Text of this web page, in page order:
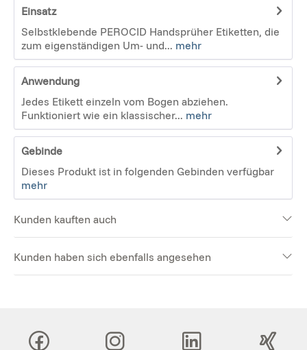
Einsatz
Selbstklebende PEROCID Handsprüher Etiketten, die
zum eigenständigen Um- und... mehr
Anwendung
Jedes Etikett einzeln vom Bogen abziehen.
Funktioniert wie ein klassischer... mehr
Gebinde
Dieses Produkt ist in folgenden Gebinden verfügbar
mehr
Kunden kauften auch
Kunden haben sich ebenfalls angesehen